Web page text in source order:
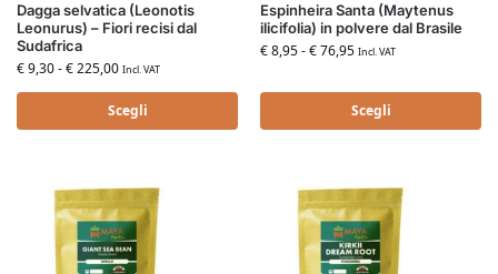
Dagga selvatica (Leonotis
Leonurus) – Fiori recisi dal
Sudafrica
€9,30-€225,00 Incl. VAT
Scegli
Espinheira Santa (Maytenus
ilicifolia) in polvere dal Brasile
€8,95-€76,95 Incl. VAT
Scegli